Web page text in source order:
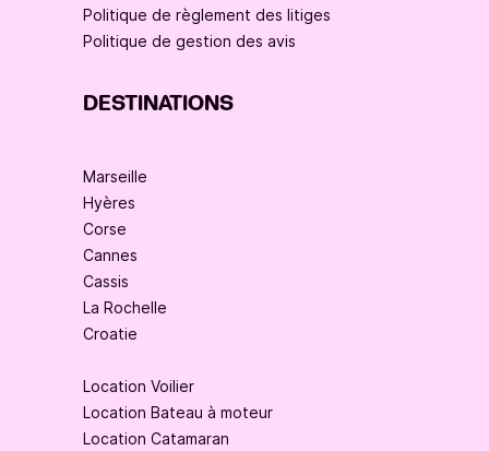
Politique de règlement des litiges
Politique de gestion des avis
DESTINATIONS
Marseille
Hyères
Corse
Cannes
Cassis
La Rochelle
Croatie
Location Voilier
Location Bateau à moteur
Location Catamaran